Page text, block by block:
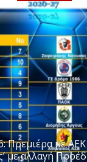
Πρεμιέρα με
με αλλαγή